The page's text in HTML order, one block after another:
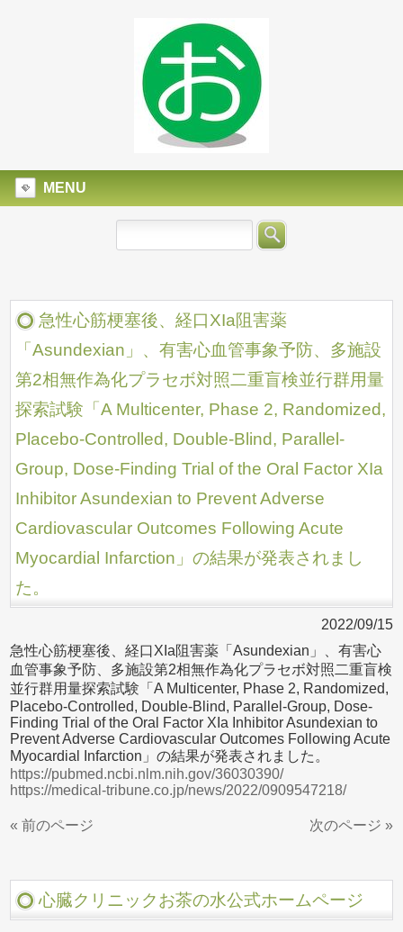
MENU
急性心筋梗塞後、経口XIa阻害薬
「Asundexian」、有害心血管事象予防、多施設
第2相無作為化プラセボ対照二重盲検並行群用量
探索試験「A Multicenter, Phase 2, Randomized,
Placebo-Controlled, Double-Blind, Parallel-
Group, Dose-Finding Trial of the Oral Factor XIa
Inhibitor Asundexian to Prevent Adverse
Cardiovascular Outcomes Following Acute
Myocardial Infarction」の結果が発表されまし
た。
2022/09/15
急性心筋梗塞後、経口XIa阻害薬「Asundexian」、有害心
血管事象予防、多施設第2相無作為化プラセボ対照二重盲検
並行群用量探索試験「A Multicenter, Phase 2, Randomized,
Placebo-Controlled, Double-Blind, Parallel-Group, Dose-
Finding Trial of the Oral Factor XIa Inhibitor Asundexian to
Prevent Adverse Cardiovascular Outcomes Following Acute
Myocardial Infarction」の結果が発表されました。
https://pubmed.ncbi.nlm.nih.gov/36030390/
https://medical-tribune.co.jp/news/2022/0909547218/
« 前のページ 次のページ »
心臓クリニックお茶の水公式ホームページ